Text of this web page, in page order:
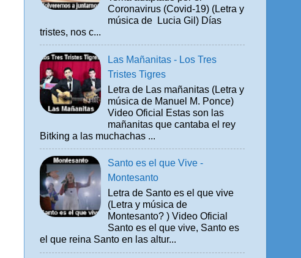
Coronavirus (Covid-19) (Letra y
música de Lucia Gil) Días
tristes, nos c...
Las Mañanitas - Los Tres
Tristes Tigres
Letra de Las mañanitas (Letra y
música de Manuel M. Ponce)
Video Oficial Estas son las
mañanitas que cantaba el rey
Bitking a las muchachas ...
Santo es el que Vive -
Montesanto
Letra de Santo es el que vive
(Letra y música de
Montesanto? ) Video Oficial
Santo es el que vive, Santo es
el que reina Santo en las altur...